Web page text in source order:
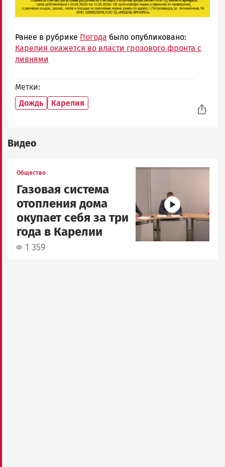
Ранее в рубрике Погода было опубликовано:
Карелия окажется во власти грозового фронта с
ливнями
Метки
Дождь
Карелия
Видео
Общество
Газовая система
отопления дома
окупает себя за три
года в Карелии
1 359